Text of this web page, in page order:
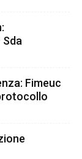
Fimeuc